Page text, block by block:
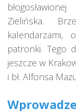
Zielińska.
kalendarzami,
patronki. Tego
jeszcze w
i bł. Alfonsa